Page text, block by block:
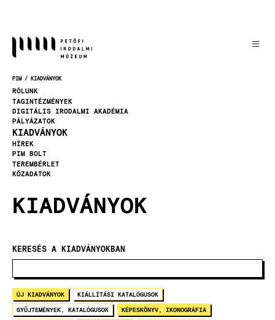
MORZSA
PIM KIADVÁNYOK
RÓLUNK
TAGINTÉZMÉNYEK
DIGITÁLIS IRODALMI AKADÉMIA
PÁLYÁZATOK
KIADVÁNYOK
HÍREK
PIM BOLT
TEREMBÉRLET
KÖZADATOK
KIADVÁNYOK
KERESÉS A KIADVÁNYOKBAN
ÚJ KIADVÁNYOK KIÁLLÍTÁSI KATALÓGUSOK
GYŰJTEMÉNYEK, KATALÓGUSOK KÉPESKÖNYV, IKONOGRÁFIA